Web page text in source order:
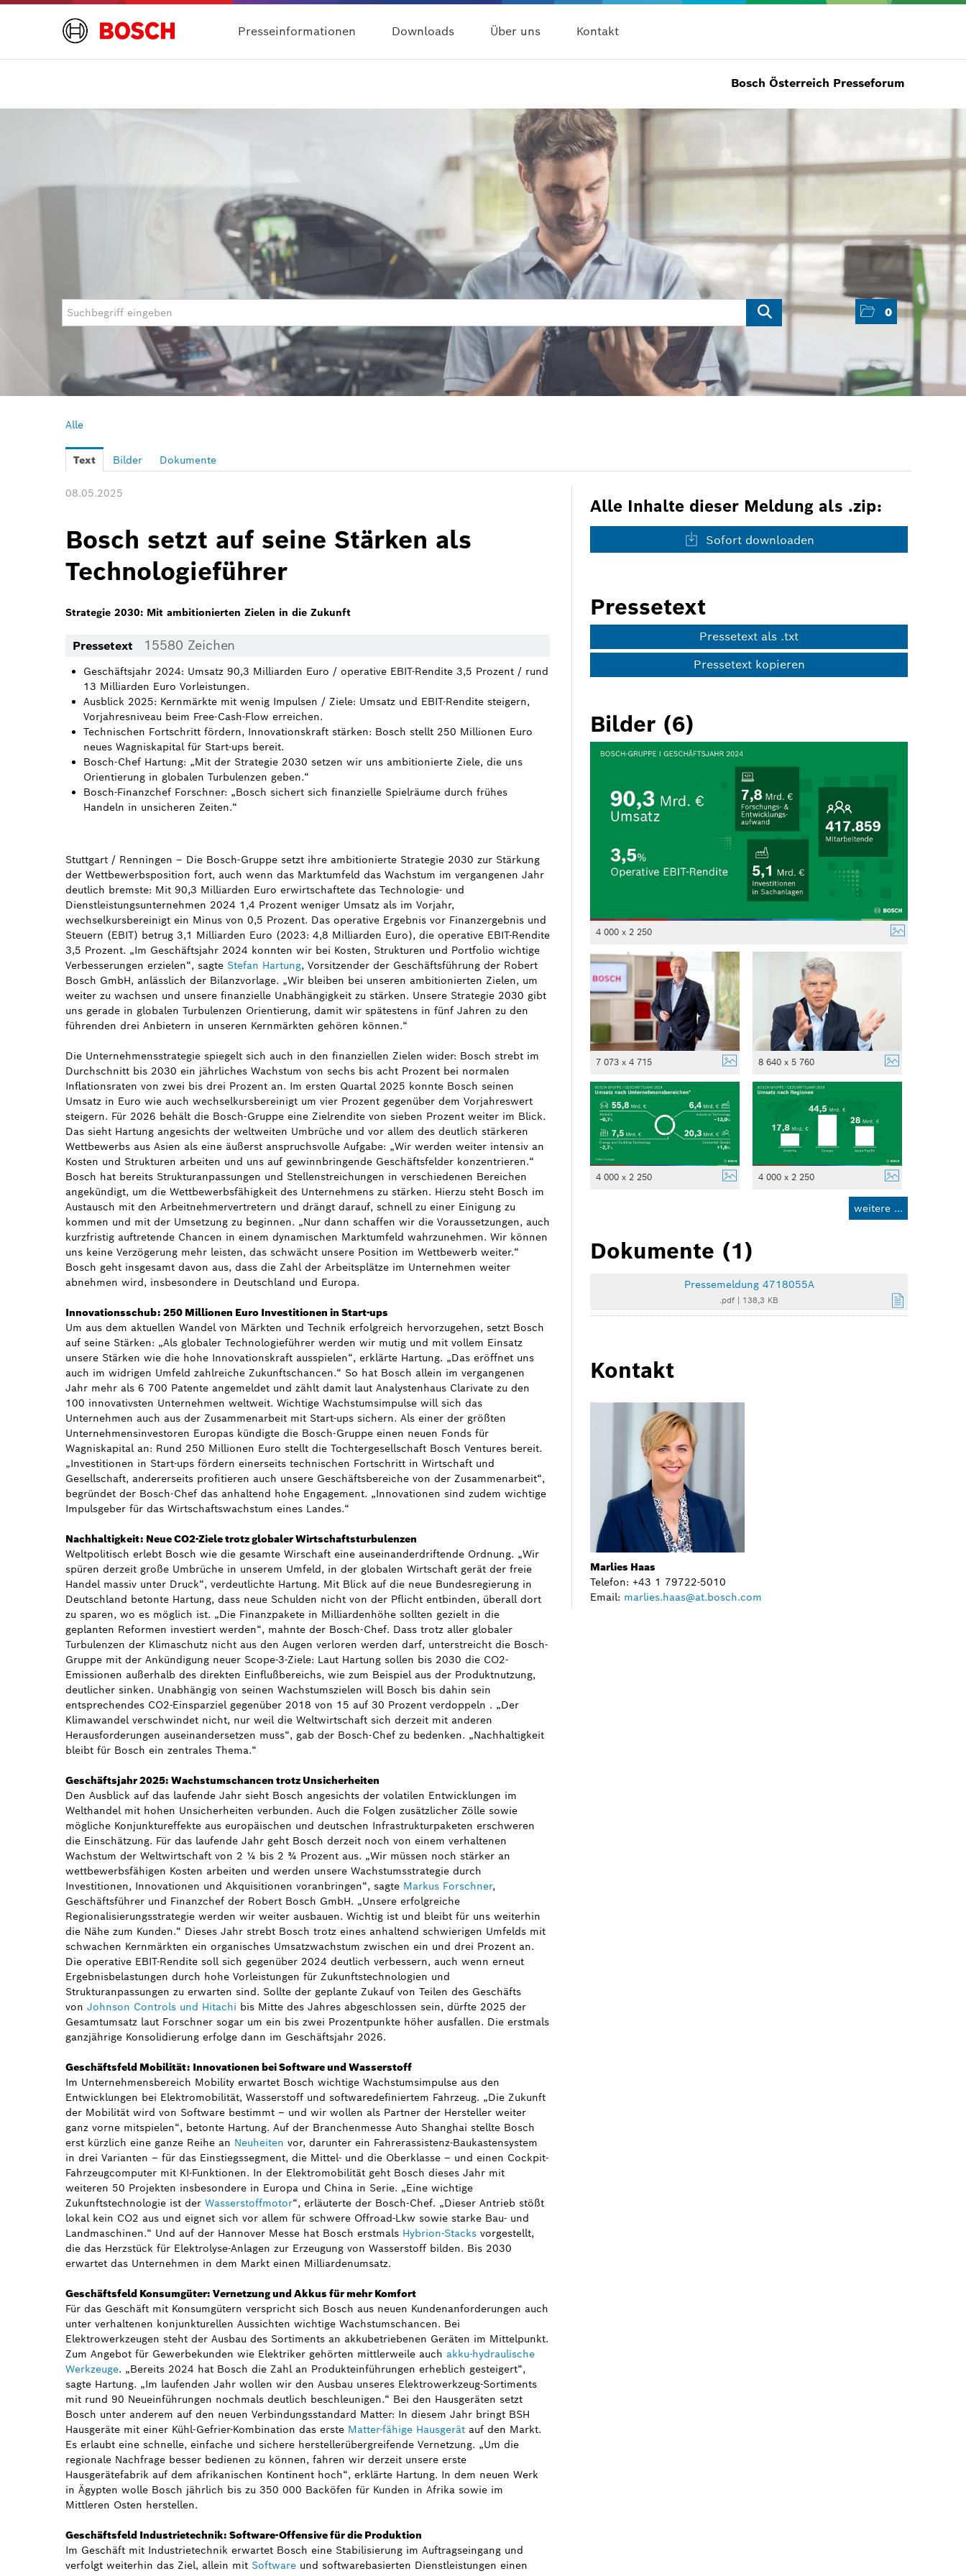
Presseinformationen Downloads Über uns Kontakt
0
Bosch Österreich Presseforum
Alle
Text Bilder Dokumente
08.05.2025
Bosch setzt auf seine Stärken als
Technologieführer
Strategie 2030: Mit ambitionierten Zielen in die Zukunft
Pressetext 15580 Zeichen
Geschäftsjahr 2024: Umsatz 90,3 Milliarden Euro / operative EBIT-Rendite 3,5 Prozent / rund
13 Milliarden Euro Vorleistungen.
Ausblick 2025: Kernmärkte mit wenig Impulsen / Ziele: Umsatz und EBIT-Rendite steigern,
Vorjahresniveau beim Free-Cash-Flow erreichen.
Technischen Fortschritt fördern, Innovationskraft stärken: Bosch stellt 250 Millionen Euro
neues Wagniskapital für Start-ups bereit.
Bosch-Chef Hartung: „Mit der Strategie 2030 setzen wir uns ambitionierte Ziele, die uns
Orientierung in globalen Turbulenzen geben.“
Bosch-Finanzchef Forschner: „Bosch sichert sich finanzielle Spielräume durch frühes
Handeln in unsicheren Zeiten.“
Stuttgart / Renningen – Die Bosch-Gruppe setzt ihre ambitionierte Strategie 2030 zur Stärkung
der Wettbewerbsposition fort, auch wenn das Marktumfeld das Wachstum im vergangenen Jahr
deutlich bremste: Mit 90,3 Milliarden Euro erwirtschaftete das Technologie- und
Dienstleistungsunternehmen 2024 1,4 Prozent weniger Umsatz als im Vorjahr,
wechselkursbereinigt ein Minus von 0,5 Prozent. Das operative Ergebnis vor Finanzergebnis und
Steuern (EBIT) betrug 3,1 Milliarden Euro (2023: 4,8 Milliarden Euro), die operative EBIT-Rendite
3,5 Prozent. „Im Geschäftsjahr 2024 konnten wir bei Kosten, Strukturen und Portfolio wichtige
Verbesserungen erzielen“, sagte Stefan Hartung, Vorsitzender der Geschäftsführung der Robert
Bosch GmbH, anlässlich der Bilanzvorlage. „Wir bleiben bei unseren ambitionierten Zielen, um
weiter zu wachsen und unsere finanzielle Unabhängigkeit zu stärken. Unsere Strategie 2030 gibt
uns gerade in globalen Turbulenzen Orientierung, damit wir spätestens in fünf Jahren zu den
führenden drei Anbietern in unseren Kernmärkten gehören können.“
Die Unternehmensstrategie spiegelt sich auch in den finanziellen Zielen wider: Bosch strebt im
Durchschnitt bis 2030 ein jährliches Wachstum von sechs bis acht Prozent bei normalen
Inflationsraten von zwei bis drei Prozent an. Im ersten Quartal 2025 konnte Bosch seinen
Umsatz in Euro wie auch wechselkursbereinigt um vier Prozent gegenüber dem Vorjahreswert
steigern. Für 2026 behält die Bosch-Gruppe eine Zielrendite von sieben Prozent weiter im Blick.
Das sieht Hartung angesichts der weltweiten Umbrüche und vor allem des deutlich stärkeren
Wettbewerbs aus Asien als eine äußerst anspruchsvolle Aufgabe: „Wir werden weiter intensiv an
Kosten und Strukturen arbeiten und uns auf gewinnbringende Geschäftsfelder konzentrieren.“
Bosch hat bereits Strukturanpassungen und Stellenstreichungen in verschiedenen Bereichen
angekündigt, um die Wettbewerbsfähigkeit des Unternehmens zu stärken. Hierzu steht Bosch im
Austausch mit den Arbeitnehmervertretern und drängt darauf, schnell zu einer Einigung zu
kommen und mit der Umsetzung zu beginnen. „Nur dann schaffen wir die Voraussetzungen, auch
kurzfristig auftretende Chancen in einem dynamischen Marktumfeld wahrzunehmen. Wir können
uns keine Verzögerung mehr leisten, das schwächt unsere Position im Wettbewerb weiter.“
Bosch geht insgesamt davon aus, dass die Zahl der Arbeitsplätze im Unternehmen weiter
abnehmen wird, insbesondere in Deutschland und Europa.
Innovationsschub: 250 Millionen Euro Investitionen in Start-ups
Um aus dem aktuellen Wandel von Märkten und Technik erfolgreich hervorzugehen, setzt Bosch
auf seine Stärken: „Als globaler Technologieführer werden wir mutig und mit vollem Einsatz
unsere Stärken wie die hohe Innovationskraft ausspielen“, erklärte Hartung. „Das eröffnet uns
auch im widrigen Umfeld zahlreiche Zukunftschancen.“ So hat Bosch allein im vergangenen
Jahr mehr als 6 700 Patente angemeldet und zählt damit laut Analystenhaus Clarivate zu den
100 innovativsten Unternehmen weltweit. Wichtige Wachstumsimpulse will sich das
Unternehmen auch aus der Zusammenarbeit mit Start-ups sichern. Als einer der größten
Unternehmensinvestoren Europas kündigte die Bosch-Gruppe einen neuen Fonds für
Wagniskapital an: Rund 250 Millionen Euro stellt die Tochtergesellschaft Bosch Ventures bereit.
„Investitionen in Start-ups fördern einerseits technischen Fortschritt in Wirtschaft und
Gesellschaft, andererseits profitieren auch unsere Geschäftsbereiche von der Zusammenarbeit“,
begründet der Bosch-Chef das anhaltend hohe Engagement. „Innovationen sind zudem wichtige
Impulsgeber für das Wirtschaftswachstum eines Landes.“
Nachhaltigkeit: Neue CO2-Ziele trotz globaler Wirtschaftsturbulenzen
Weltpolitisch erlebt Bosch wie die gesamte Wirschaft eine auseinanderdriftende Ordnung. „Wir
spüren derzeit große Umbrüche in unserem Umfeld, in der globalen Wirtschaft gerät der freie
Handel massiv unter Druck“, verdeutlichte Hartung. Mit Blick auf die neue Bundesregierung in
Deutschland betonte Hartung, dass neue Schulden nicht von der Pflicht entbinden, überall dort
zu sparen, wo es möglich ist. „Die Finanzpakete in Milliardenhöhe sollten gezielt in die
geplanten Reformen investiert werden“, mahnte der Bosch-Chef. Dass trotz aller globaler
Turbulenzen der Klimaschutz nicht aus den Augen verloren werden darf, unterstreicht die Bosch-
Gruppe mit der Ankündigung neuer Scope-3-Ziele: Laut Hartung sollen bis 2030 die CO2-
Emissionen außerhalb des direkten Einflußbereichs, wie zum Beispiel aus der Produktnutzung,
deutlicher sinken. Unabhängig von seinen Wachstumszielen will Bosch bis dahin sein
entsprechendes CO2-Einsparziel gegenüber 2018 von 15 auf 30 Prozent verdoppeln . „Der
Klimawandel verschwindet nicht, nur weil die Weltwirtschaft sich derzeit mit anderen
Herausforderungen auseinandersetzen muss“, gab der Bosch-Chef zu bedenken. „Nachhaltigkeit
bleibt für Bosch ein zentrales Thema.“
Geschäftsjahr 2025: Wachstumschancen trotz Unsicherheiten
Den Ausblick auf das laufende Jahr sieht Bosch angesichts der volatilen Entwicklungen im
Welthandel mit hohen Unsicherheiten verbunden. Auch die Folgen zusätzlicher Zölle sowie
mögliche Konjunktureffekte aus europäischen und deutschen Infrastrukturpaketen erschweren
die Einschätzung. Für das laufende Jahr geht Bosch derzeit noch von einem verhaltenen
Wachstum der Weltwirtschaft von 2 ¼ bis 2 ¾ Prozent aus. „Wir müssen noch stärker an
wettbewerbsfähigen Kosten arbeiten und werden unsere Wachstumsstrategie durch
Investitionen, Innovationen und Akquisitionen voranbringen“, sagte Markus Forschner,
Geschäftsführer und Finanzchef der Robert Bosch GmbH. „Unsere erfolgreiche
Regionalisierungsstrategie werden wir weiter ausbauen. Wichtig ist und bleibt für uns weiterhin
die Nähe zum Kunden.“ Dieses Jahr strebt Bosch trotz eines anhaltend schwierigen Umfelds mit
schwachen Kernmärkten ein organisches Umsatzwachstum zwischen ein und drei Prozent an.
Die operative EBIT-Rendite soll sich gegenüber 2024 deutlich verbessern, auch wenn erneut
Ergebnisbelastungen durch hohe Vorleistungen für Zukunftstechnologien und
Strukturanpassungen zu erwarten sind. Sollte der geplante Zukauf von Teilen des Geschäfts
von Johnson Controls und Hitachi bis Mitte des Jahres abgeschlossen sein, dürfte 2025 der
Gesamtumsatz laut Forschner sogar um ein bis zwei Prozentpunkte höher ausfallen. Die erstmals
ganzjährige Konsolidierung erfolge dann im Geschäftsjahr 2026.
Geschäftsfeld Mobilität: Innovationen bei Software und Wasserstoff
Im Unternehmensbereich Mobility erwartet Bosch wichtige Wachstumsimpulse aus den
Entwicklungen bei Elektromobilität, Wasserstoff und softwaredefiniertem Fahrzeug. „Die Zukunft
der Mobilität wird von Software bestimmt – und wir wollen als Partner der Hersteller weiter
ganz vorne mitspielen“, betonte Hartung. Auf der Branchenmesse Auto Shanghai stellte Bosch
erst kürzlich eine ganze Reihe an Neuheiten vor, darunter ein Fahrerassistenz-Baukastensystem
in drei Varianten – für das Einstiegssegment, die Mittel- und die Oberklasse – und einen Cockpit-
Fahrzeugcomputer mit KI-Funktionen. In der Elektromobilität geht Bosch dieses Jahr mit
weiteren 50 Projekten insbesondere in Europa und China in Serie. „Eine wichtige
Zukunftstechnologie ist der Wasserstoffmotor“, erläuterte der Bosch-Chef. „Dieser Antrieb stößt
lokal kein CO2 aus und eignet sich vor allem für schwere Offroad-Lkw sowie starke Bau- und
Landmaschinen.“ Und auf der Hannover Messe hat Bosch erstmals Hybrion-Stacks vorgestellt,
die das Herzstück für Elektrolyse-Anlagen zur Erzeugung von Wasserstoff bilden. Bis 2030
erwartet das Unternehmen in dem Markt einen Milliardenumsatz.
Geschäftsfeld Konsumgüter: Vernetzung und Akkus für mehr Komfort
Für das Geschäft mit Konsumgütern verspricht sich Bosch aus neuen Kundenanforderungen auch
unter verhaltenen konjunkturellen Aussichten wichtige Wachstumschancen. Bei
Elektrowerkzeugen steht der Ausbau des Sortiments an akkubetriebenen Geräten im Mittelpunkt.
Zum Angebot für Gewerbekunden wie Elektriker gehörten mittlerweile auch akku-hydraulische
Werkzeuge. „Bereits 2024 hat Bosch die Zahl an Produkteinführungen erheblich gesteigert“,
sagte Hartung. „Im laufenden Jahr wollen wir den Ausbau unseres Elektrowerkzeug-Sortiments
mit rund 90 Neueinführungen nochmals deutlich beschleunigen.“ Bei den Hausgeräten setzt
Bosch unter anderem auf den neuen Verbindungsstandard Matter: In diesem Jahr bringt BSH
Hausgeräte mit einer Kühl-Gefrier-Kombination das erste Matter-fähige Hausgerät auf den Markt.
Es erlaubt eine schnelle, einfache und sichere herstellerübergreifende Vernetzung. „Um die
regionale Nachfrage besser bedienen zu können, fahren wir derzeit unsere erste
Hausgerätefabrik auf dem afrikanischen Kontinent hoch“, erklärte Hartung. In dem neuen Werk
in Ägypten wolle Bosch jährlich bis zu 350 000 Backöfen für Kunden in Afrika sowie im
Mittleren Osten herstellen.
Geschäftsfeld Industrietechnik: Software-Offensive für die Produktion
Im Geschäft mit Industrietechnik erwartet Bosch eine Stabilisierung im Auftragseingang und
verfolgt weiterhin das Ziel, allein mit Software und softwarebasierten Dienstleistungen einen
Alle Inhalte dieser Meldung als .zip:
Sofort downloaden
Pressetext
Pressetext als .txt
Pressetext kopieren
Bilder (6)
4 000 x 2 250
7 073 x 4 715 8 640 x 5 760
4 000 x 2 250 4 000 x 2 250
weitere ...
Dokumente (1)
Pressemeldung 4718055A
.pdf | 138,3 KB
Kontakt
Marlies Haas
Telefon: +43 1 79722-5010
Email: marlies.haas@at.bosch.com